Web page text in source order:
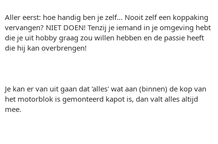
Aller eerst: hoe handig ben je zelf... Nooit zelf een koppaking
vervangen? NIET DOEN! Tenzij je iemand in je omgeving hebt
die je uit hobby graag zou willen hebben en de passie heeft
die hij kan overbrengen!
Je kan er van uit gaan dat 'alles' wat aan (binnen) de kop van
het motorblok is gemonteerd kapot is, dan valt alles altijd
mee.